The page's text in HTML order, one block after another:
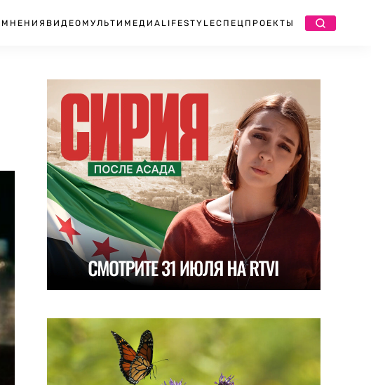
МНЕНИЯ ВИДЕО МУЛЬТИМЕДИА LIFESTYLEСПЕЦПРОЕКТЫ